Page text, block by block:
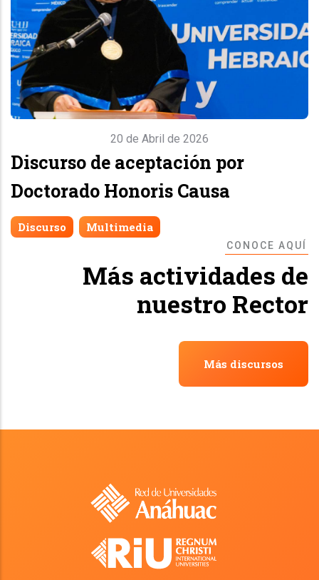
20 de Abril de 2026
Discurso de aceptación por
Doctorado Honoris Causa
Discurso Multimedia
CONOCE AQUÍ
Más actividades de
nuestro Rector
Más discursos